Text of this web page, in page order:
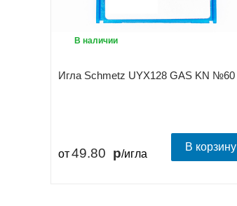
Игла Schmetz UYX128 GAS KN №60
В наличии
от49.80 /игла
В корзину